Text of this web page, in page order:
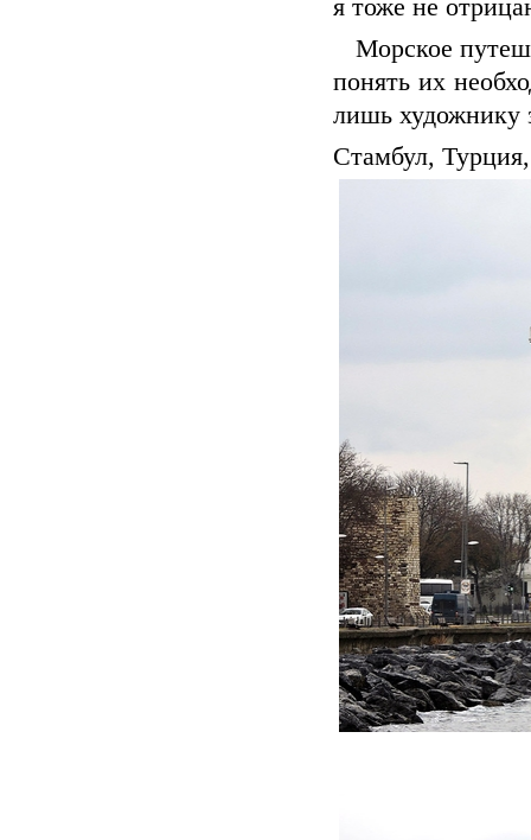
я тоже не
Морское
понять их
лишь художнику
Стамбул,